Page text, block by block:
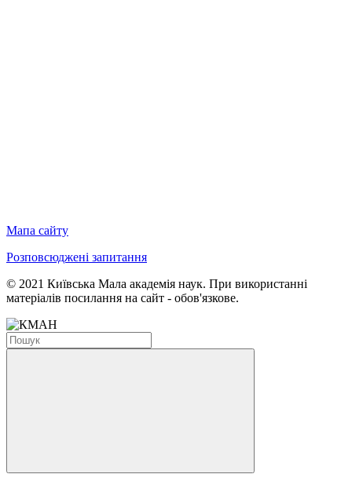
Мапа сайту
Розповсюджені запитання
© 2021 Київська Мала академія наук. При використанні
матеріалів посилання на сайт - обов'язкове.